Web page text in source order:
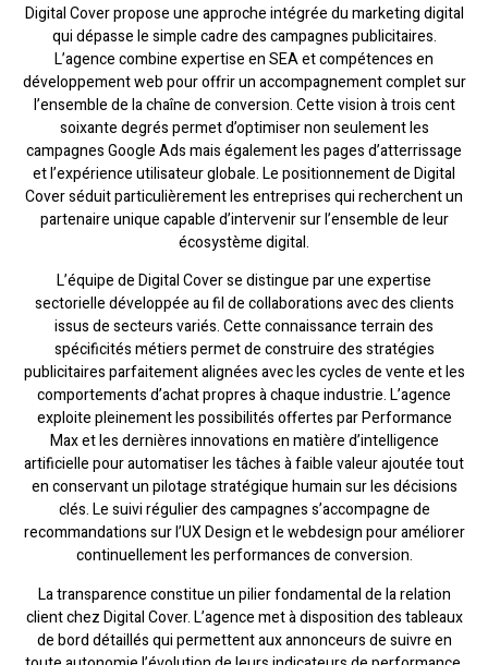
Digital Cover propose une approche intégrée du marketing digital
qui dépasse le simple cadre des campagnes publicitaires.
L’agence combine expertise en SEA et compétences en
développement web pour offrir un accompagnement complet sur
l’ensemble de la chaîne de conversion. Cette vision à trois cent
soixante degrés permet d’optimiser non seulement les
campagnes Google Ads mais également les pages d’atterrissage
et l’expérience utilisateur globale. Le positionnement de Digital
Cover séduit particulièrement les entreprises qui recherchent un
partenaire unique capable d’intervenir sur l’ensemble de leur
écosystème digital.
L’équipe de Digital Cover se distingue par une expertise
sectorielle développée au fil de collaborations avec des clients
issus de secteurs variés. Cette connaissance terrain des
spécificités métiers permet de construire des stratégies
publicitaires parfaitement alignées avec les cycles de vente et les
comportements d’achat propres à chaque industrie. L’agence
exploite pleinement les possibilités offertes par Performance
Max et les dernières innovations en matière d’intelligence
artificielle pour automatiser les tâches à faible valeur ajoutée tout
en conservant un pilotage stratégique humain sur les décisions
clés. Le suivi régulier des campagnes s’accompagne de
recommandations sur l’UX Design et le webdesign pour améliorer
continuellement les performances de conversion.
La transparence constitue un pilier fondamental de la relation
client chez Digital Cover. L’agence met à disposition des tableaux
de bord détaillés qui permettent aux annonceurs de suivre en